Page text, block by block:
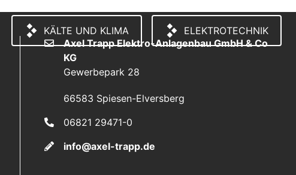
KÄLTE UND KLIMA ELEKTROTECHNIK
Axel Trapp Elektro-Anlagenbau GmbH & Co
KG
Gewerbepark 28
66583 Spiesen-Elversberg
06821 29471-0
info@axel-trapp.de